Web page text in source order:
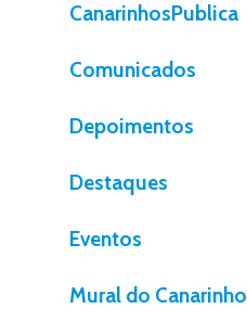
CanarinhosPublica
Comunicados
Depoimentos
Destaques
Eventos
Mural do Canarinho